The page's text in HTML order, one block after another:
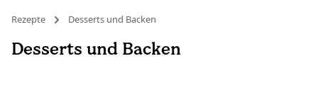
Rezepte
Desserts und Backen
Desserts und Backen